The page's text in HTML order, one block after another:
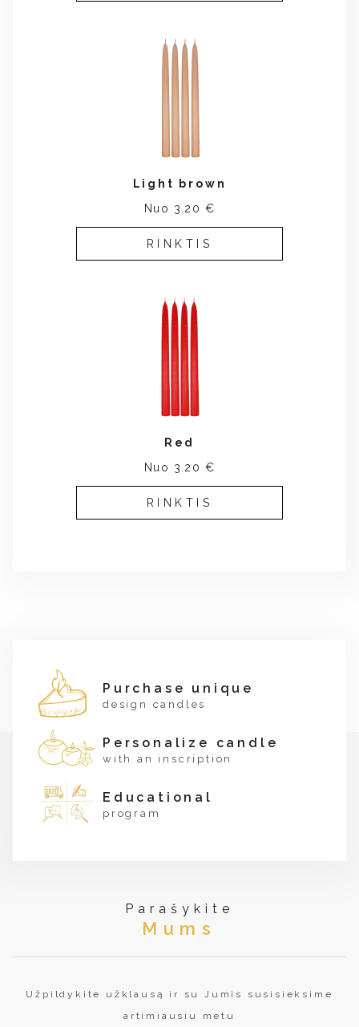
Light brown
Nuo 3.20 €
RINKTIS
Red
Nuo 3.20 €
RINKTIS
Purchase unique
design candles
Personalize candle
with an inscription
Educational
program
Parašykite
Mums
Užpildykite užklausą ir su Jumis susisieksime
artimiausiu metu